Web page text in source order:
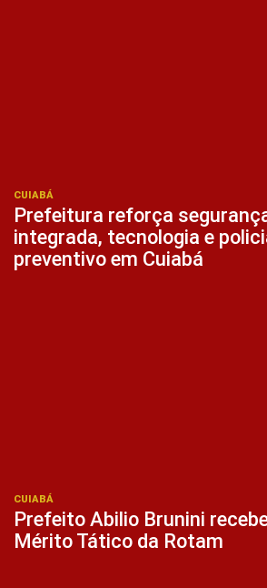
CUIABÁ
Prefeitura reforça
integrada, tecnologia e
preventivo em Cuiabá
CUIABÁ
Prefeito Abilio Brunini
Mérito Tático da Rotam